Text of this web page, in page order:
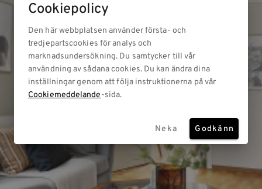
Cookiepolicy
Den här webbplatsen använder första- och
tredjepartscookies för analys och
marknadsundersökning. Du samtycker till vår
användning av sådana cookies. Du kan ändra dina
inställningar genom att följa instruktionerna på vår
Cookiemeddelande-sida.
Neka Godkänn